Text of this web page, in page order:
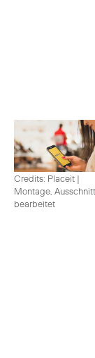
Credits: Placeit |
Montage, Ausschnitt
bearbeitet